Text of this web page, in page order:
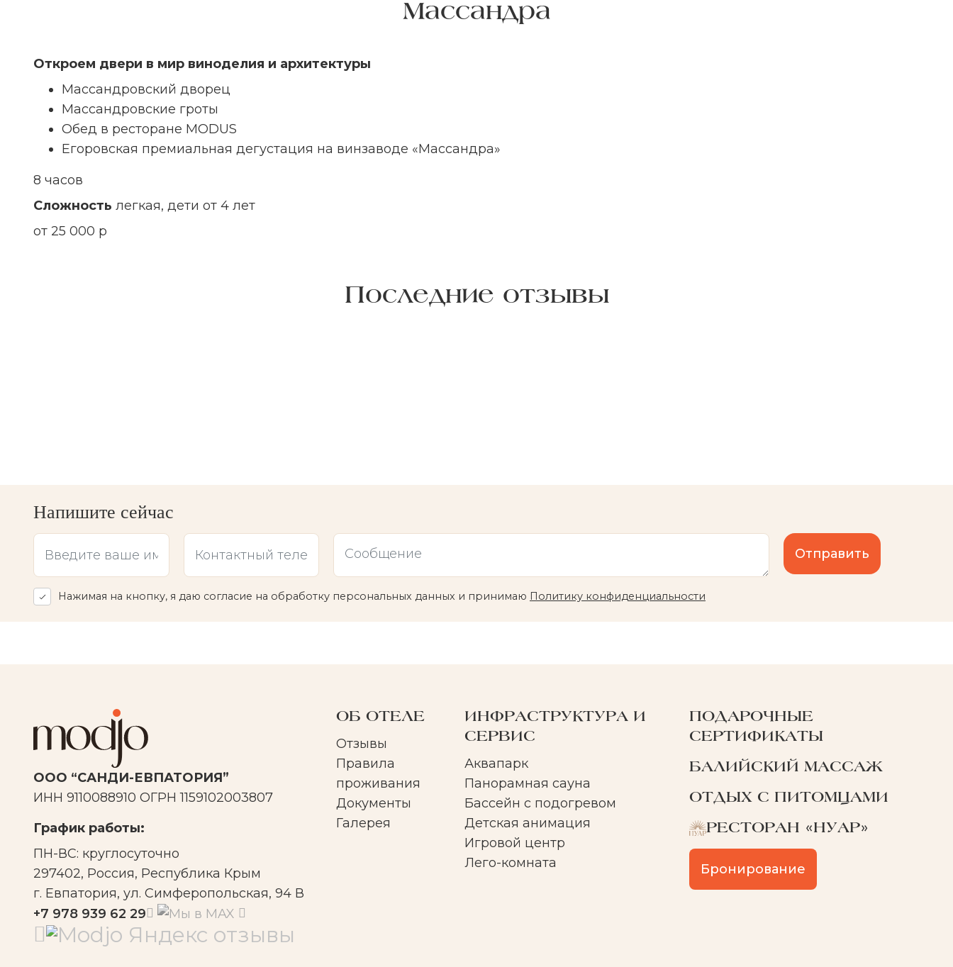
Массандра
Откроем двери в мир виноделия и архитектуры
Массандровский дворец
Массандровские гроты
Обед в ресторане MODUS
Егоровская премиальная дегустация на винзаводе «Массандра»
8 часов
Сложность легкая, дети от 4 лет
от 25 000 р
Последние отзывы
Напишите сейчас
Отправить
Нажимая на кнопку, я даю согласие на обработку персональных данных и принимаю Политику конфиденциальности
ООО “САНДИ-ЕВПАТОРИЯ”
ИНН 9110088910 ОГРН 1159102003807
График работы:
ПН-ВС: круглосуточно
297402, Россия, Республика Крым
г. Евпатория, ул. Симферопольская, 94 В
+7 978 939 62 29
ОБ ОТЕЛЕ
Отзывы
Правила
проживания
Документы
Галерея
ИНФРАСТРУКТУРА И
СЕРВИС
Аквапарк
Панорамная сауна
Бассейн с подогревом
Детская анимация
Игровой центр
Лего-комната
ПОДАРОЧНЫЕ
СЕРТИФИКАТЫ
БАЛИЙСКИЙ МАССАЖ
ОТДЫХ С ПИТОМЦАМИ
РЕСТОРАН «НУАР»
Бронирование